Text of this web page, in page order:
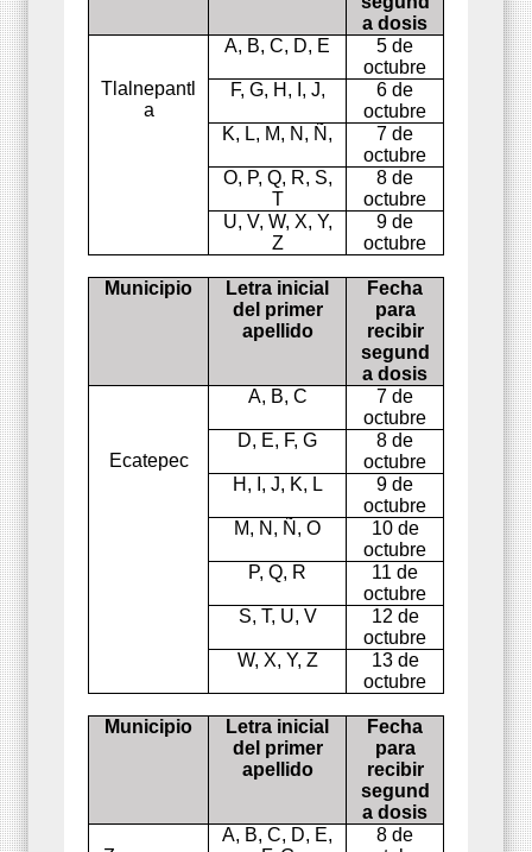
a dosis
Tlalnepantl
a
A, B, C, D, E
5 de
octubre
F, G, H, I, J,
6 de
octubre
K, L, M, N, Ñ,
7 de
octubre
O, P, Q, R, S,
T
8 de
octubre
U, V, W, X, Y,
Z
9 de
octubre
Municipio
Letra inicial
del primer
apellido
Fecha
para
recibir
segund
a dosis
Ecatepec
A, B, C
7 de
octubre
D, E, F, G
8 de
octubre
H, I, J, K, L
9 de
octubre
M, N, Ñ, O
10 de
octubre
P, Q, R
11 de
octubre
S, T, U, V
12 de
octubre
W, X, Y, Z
13 de
octubre
Municipio
Letra inicial
del primer
apellido
Fecha
para
recibir
segund
a dosis
A, B, C, D, E,
8 de